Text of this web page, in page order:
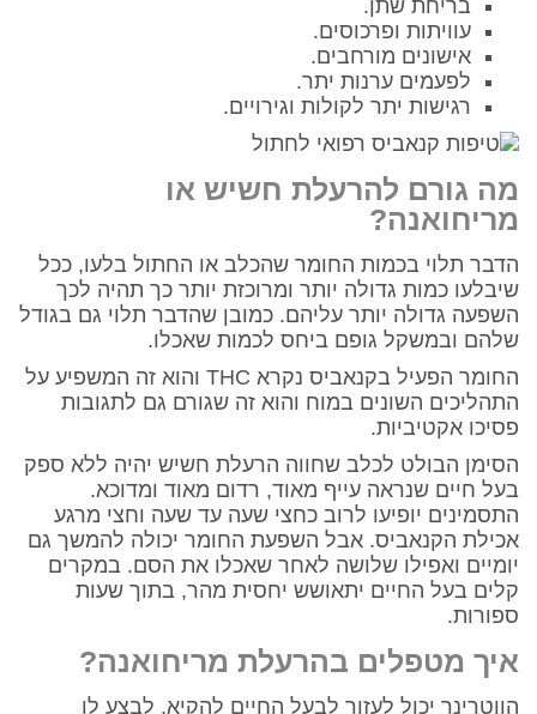
בריחת שתן.
עוויתות ופרכוסים.
אישונים מורחבים.
לפעמים ערנות יתר.
רגישות יתר לקולות וגירויים.
מה גורם להרעלת חשיש או
מריחואנה?
הדבר תלוי בכמות החומר שהכלב או החתול בלעו, ככל
שיבלעו כמות גדולה יותר ומרוכזת יותר כך תהיה לכך
השפעה גדולה יותר עליהם. כמובן שהדבר תלוי גם בגודל
שלהם ובמשקל גופם ביחס לכמות שאכלו.
החומר הפעיל בקנאביס נקרא THC והוא זה המשפיע על
התהליכים השונים במוח והוא זה שגורם גם לתגובות
פסיכו אקטיביות.
הסימן הבולט לכלב שחווה הרעלת חשיש יהיה ללא ספק
בעל חיים שנראה עייף מאוד, רדום מאוד ומדוכא.
התסמינים יופיעו לרוב כחצי שעה עד שעה וחצי מרגע
אכילת הקנאביס. אבל השפעת החומר יכולה להמשך גם
יומיים ואפילו שלושה לאחר שאכלו את הסם. במקרים
קלים בעל החיים יתאושש יחסית מהר, בתוך שעות
ספורות.
איך מטפלים בהרעלת מריחואנה?
הווטרינר יכול לעזור לבעל החיים להקיא, לבצע לו